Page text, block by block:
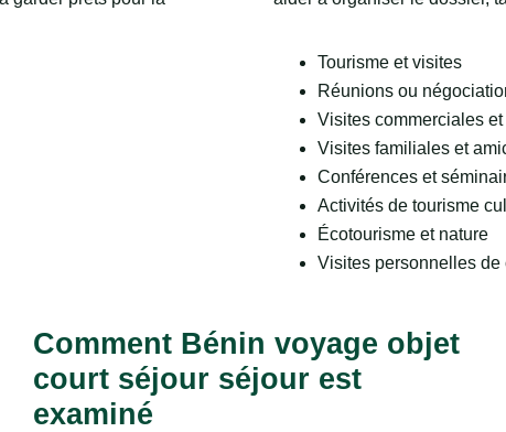
Tourisme et visites
Réunions ou
Visites commerciales et
Visites familiales et
Conférences et
Activités de tourisme
Écotourisme et nature
Visites personnelles de
Comment Bénin voyage objet
court séjour séjour est
examiné